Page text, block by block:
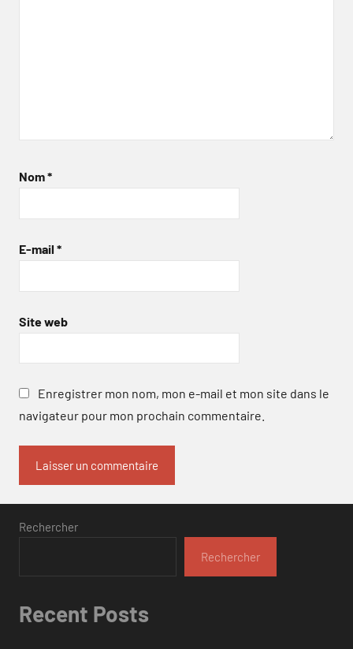
Nom*
E-mail *
Site web
Enregistrer mon nom, mon e-mail et mon site dans le
navigateur pour mon prochain commentaire.
Rechercher
Rechercher
Recent Posts